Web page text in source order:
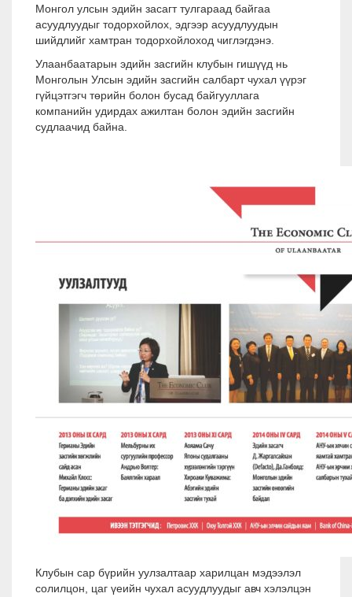
Монгол улсын эдийн засагт тулгараад байгаа
асуудлуудыг тодорхойлох, эдгээр асуудлуудын
шийдлийг хамтран тодорхойлоход чиглэгдэнэ.
Улаанбаатарын эдийн засгийн клубын гишүүд нь
Монголын Улсын эдийн засгийн салбарт чухал үүрэг
гүйцэтгэгч төрийн болон бусад байгууллага
компанийн удирдах ажилтан болон эдийн засгийн
судлаачид байна.
Клубын сар бүрийн уулзалтаар харилцан мэдээлэл
солилцон, цаг үеийн чухал асуудлуудыг авч хэлэлцэн